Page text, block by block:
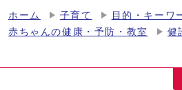
ホーム 子育て
目的・キーワ
赤ちゃんの健康・予防・教室
健